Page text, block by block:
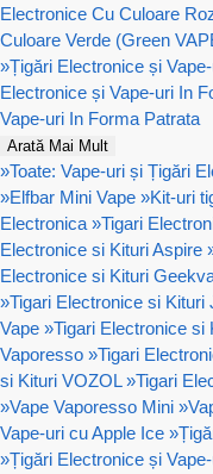
Electronice Cu Culoare
Culoare Verde (Green
»Țigări Electronice și
Electronice și Vape-uri In
Vape-uri In Forma Patrata
Arată Mai Mult
»Toate: Vape-uri și Țigări
»Elfbar Mini Vape »Kit-uri
Electronica »Tigari
Electronice si Kituri Aspire
Electronice si Kituri
»Tigari Electronice si Kituri
Vape »Tigari Electronice si
Vaporesso »Tigari
si Kituri VOZOL »Tigari
»Vape Vaporesso Mini »
Vape-uri cu Apple Ice »
»Țigări Electronice și